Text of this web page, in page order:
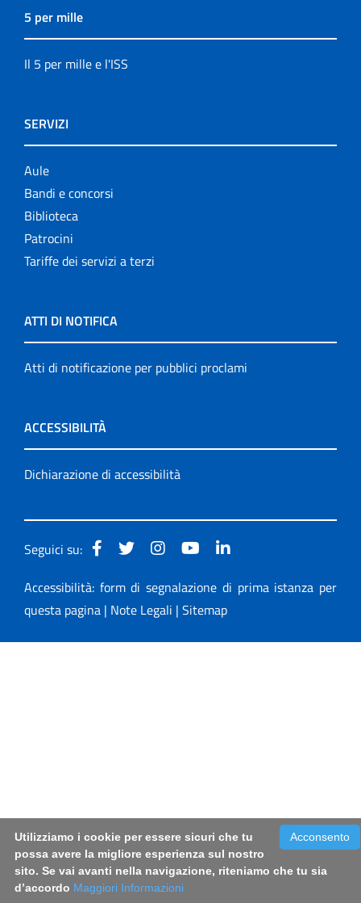
5 per mille
Il 5 per mille e l'ISS
SERVIZI
Aule
Bandi e concorsi
Biblioteca
Patrocini
Tariffe dei servizi a terzi
ATTI DI NOTIFICA
Atti di notificazione per pubblici proclami
ACCESSIBILITÀ
Dichiarazione di accessibilità
Seguici su:
Accessibilità: form di segnalazione di prima istanza per
questa pagina | Note Legali | Sitemap
Acconsento
Utilizziamo i cookie per essere sicuri che tu
possa avere la migliore esperienza sul nostro
sito. Se vai avanti nella navigazione, riteniamo che tu sia
d’accordo Maggiori Informazioni